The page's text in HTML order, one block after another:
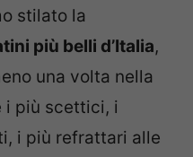
stilato la
più belli d’Italia,
una volta nella
i più scettici, i
i più refrattari alle